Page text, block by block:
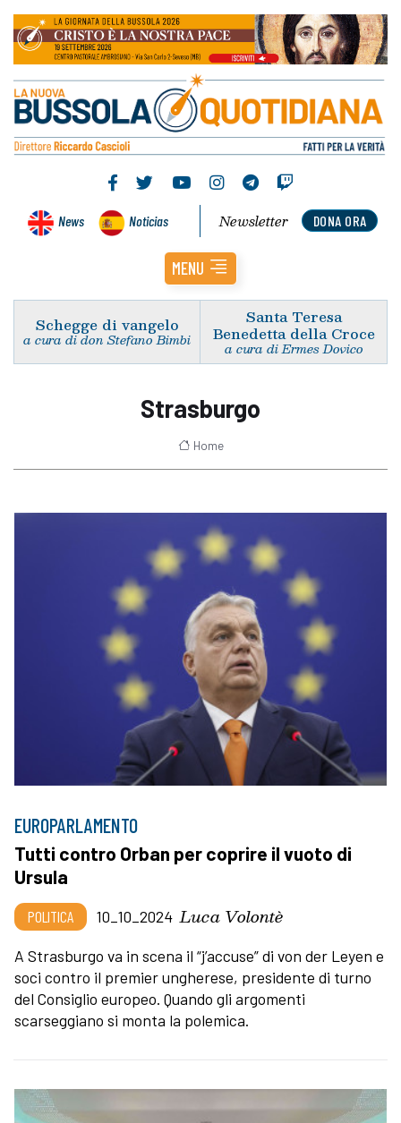
News Noticias DONA ORA
Newsletter
MENU
Schegge di vangelo
a cura di don Stefano Bimbi
Santa Teresa
Benedetta della Croce
a cura di Ermes Dovico
Strasburgo
Home
EUROPARLAMENTO
Tutti contro Orban per coprire il vuoto di
Ursula
POLITICA 10_10_2024 Luca Volontè
A Strasburgo va in scena il “j’accuse” di von der Leyen e
soci contro il premier ungherese, presidente di turno
del Consiglio europeo. Quando gli argomenti
scarseggiano si monta la polemica.